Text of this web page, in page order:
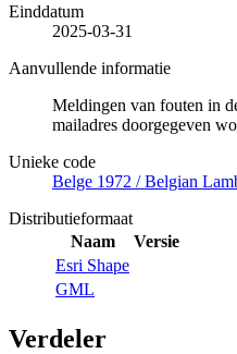
Einddatum
2025-03-31
Aanvullende informatie
Meldingen van fouten in
mailadres doorgegeven
Unieke code
Belge 1972 / Belgian
Distributieformaat
Naam
Versie
Esri Shape
GML
Verdeler